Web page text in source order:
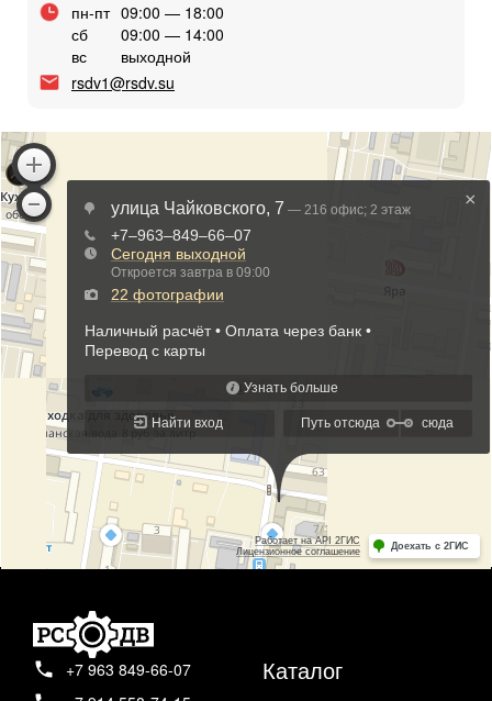
пн-пт 09:00 — 18:00
сб
09:00 — 14:00
вс
выходной
rsdv1@rsdv.su
+7 963 849-66-07
Каталог